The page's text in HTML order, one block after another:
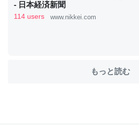
ウチもEchoを実家に置いて４年。で
位置情報を共有してる。電池残量や充
- 日本経済新聞
114 users www.nikkei.com
もっと読む